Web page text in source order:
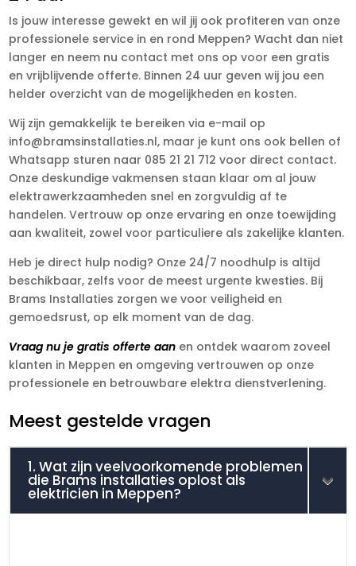
Is jouw interesse gewekt en wil jij ook profiteren van onze
professionele service in en rond Meppen? Wacht dan niet
langer en neem nu contact met ons op voor een gratis
en vrijblijvende offerte. Binnen 24 uur geven wij jou een
helder overzicht van de mogelijkheden en kosten.
Wij zijn gemakkelijk te bereiken via e-mail op
info@bramsinstallaties.nl, maar je kunt ons ook bellen of
Whatsapp sturen naar 085 21 21 712 voor direct contact.
Onze deskundige vakmensen staan klaar om al jouw
elektrawerkzaamheden snel en zorgvuldig af te
handelen. Vertrouw op onze ervaring en onze toewijding
aan kwaliteit, zowel voor particuliere als zakelijke klanten.
Heb je direct hulp nodig? Onze 24/7 noodhulp is altijd
beschikbaar, zelfs voor de meest urgente kwesties. Bij
Brams Installaties zorgen we voor veiligheid en
gemoedsrust, op elk moment van de dag.
Vraag nu je gratis offerte aan en ontdek waarom zoveel
klanten in Meppen en omgeving vertrouwen op onze
professionele en betrouwbare elektra dienstverlening.
Meest gestelde vragen
1. Wat zijn veelvoorkomende problemen
die Brams installaties oplost als
elektricien in Meppen?